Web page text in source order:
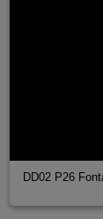
DD02 P26